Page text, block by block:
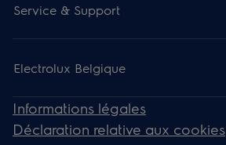
Service & Support
Electrolux Belgique
Informations légales
Déclaration relative aux cookies